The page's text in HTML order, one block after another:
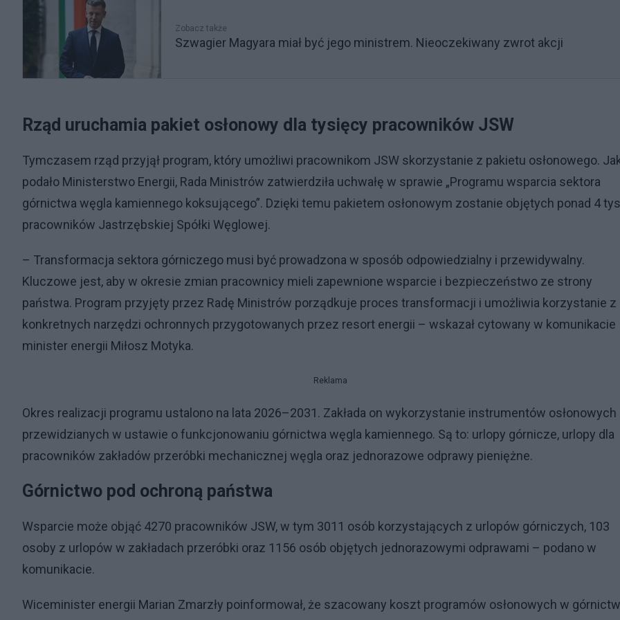
Zobacz także
Szwagier Magyara miał być jego ministrem. Nieoczekiwany zwrot akcji
Rząd uruchamia pakiet osłonowy dla tysięcy pracowników JSW
Tymczasem rząd przyjął program, który umożliwi pracownikom JSW skorzystanie z pakietu osłonowego.
podało Ministerstwo Energii, Rada Ministrów zatwierdziła uchwałę w sprawie „Programu wsparcia sektora
górnictwa węgla kamiennego koksującego”. Dzięki temu pakietem osłonowym zostanie objętych ponad 4
pracowników Jastrzębskiej Spółki Węglowej.
– Transformacja sektora górniczego musi być prowadzona w sposób odpowiedzialny i przewidywalny.
Kluczowe jest, aby w okresie zmian pracownicy mieli zapewnione wsparcie i bezpieczeństwo ze strony
państwa. Program przyjęty przez Radę Ministrów porządkuje proces transformacji i umożliwia korzystanie z
konkretnych narzędzi ochronnych przygotowanych przez resort energii – wskazał cytowany w komunikacie
minister energii Miłosz Motyka.
Reklama
Okres realizacji programu ustalono na lata 2026–2031. Zakłada on wykorzystanie instrumentów osłonowych
przewidzianych w ustawie o funkcjonowaniu górnictwa węgla kamiennego. Są to: urlopy górnicze, urlopy dla
pracowników zakładów przeróbki mechanicznej węgla oraz jednorazowe odprawy pieniężne.
Górnictwo pod ochroną państwa
Wsparcie może objąć 4270 pracowników JSW, w tym 3011 osób korzystających z urlopów górniczych, 103
osoby z urlopów w zakładach przeróbki oraz 1156 osób objętych jednorazowymi odprawami – podano w
komunikacie.
Wiceminister energii Marian Zmarzły poinformował, że szacowany koszt programów osłonowych w